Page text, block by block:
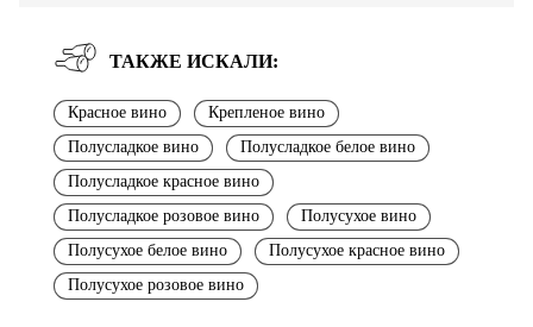
ТАКЖЕ ИСКАЛИ:
Красное вино
Крепленое вино
Полусладкое вино
Полусладкое белое вино
Полусладкое красное вино
Полусладкое розовое вино
Полусухое вино
Полусухое белое вино
Полусухое красное вино
Полусухое розовое вино